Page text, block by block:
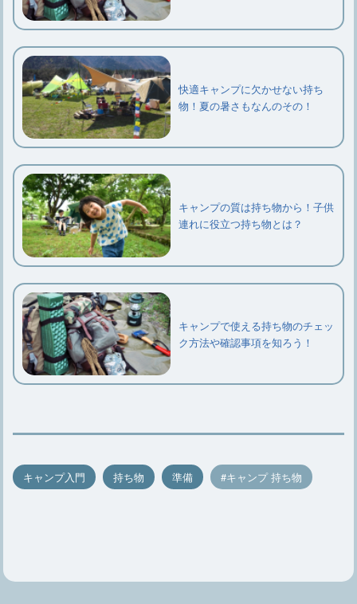
快適キャンプに欠かせない持ち
物！夏の暑さもなんのその！
キャンプの質は持ち物から！子供
連れに役立つ持ち物とは？
キャンプで使える持ち物のチェッ
ク方法や確認事項を知ろう！
キャンプ入門 持ち物 準備 キャンプ 持ち物